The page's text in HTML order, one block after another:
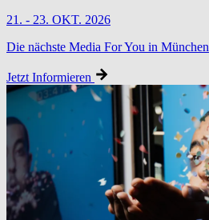
21. - 23. OKT. 2026
Die nächste Media For You in München
Jetzt Informieren